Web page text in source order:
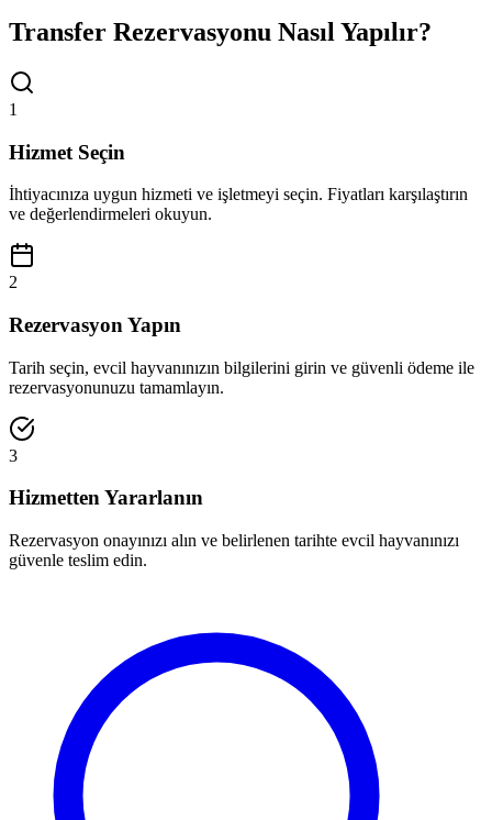
Transfer Rezervasyonu Nasıl Yapılır?
1
Hizmet Seçin
İhtiyacınıza uygun hizmeti ve işletmeyi seçin. Fiyatları karşılaştırın
ve değerlendirmeleri okuyun.
2
Rezervasyon Yapın
Tarih seçin, evcil hayvanınızın bilgilerini girin ve güvenli ödeme ile
rezervasyonunuzu tamamlayın.
3
Hizmetten Yararlanın
Rezervasyon onayınızı alın ve belirlenen tarihte evcil hayvanınızı
güvenle teslim edin.